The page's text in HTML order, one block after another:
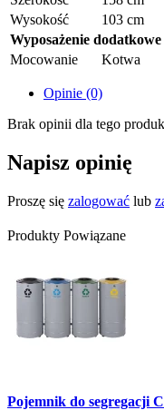
Wysokość
103 cm
Wyposażenie dodatkowe
Mocowanie
Kotwa
Opinie (0)
Brak opinii dla tego
Napisz opinię
Proszę się zalogować lub
Produkty Powiązane
Pojemnik do segregacji